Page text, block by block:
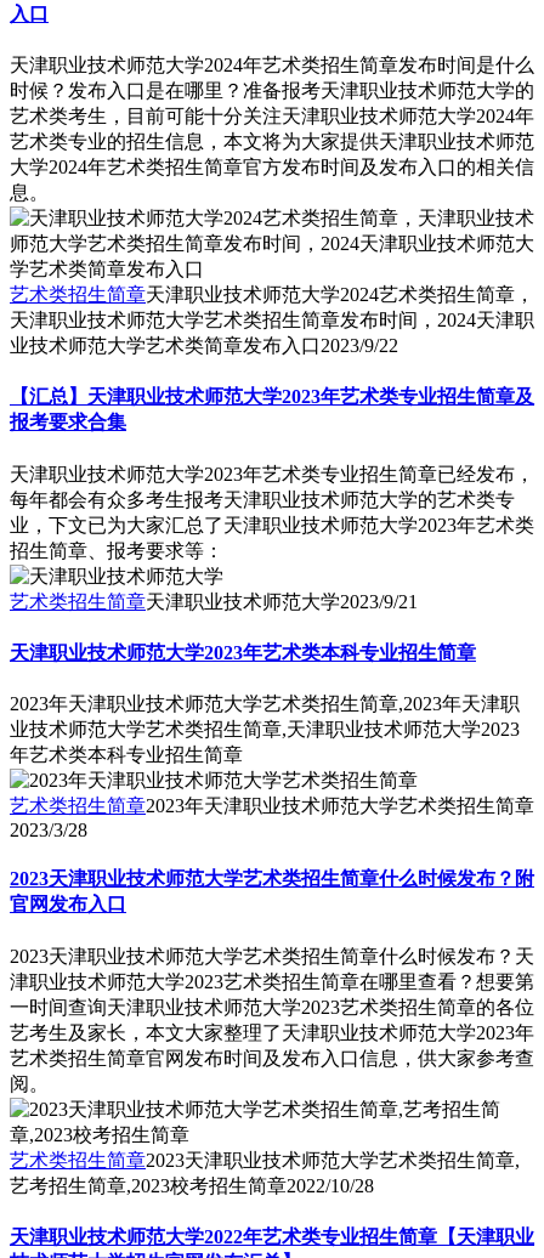
入口
天津职业技术师范大学2024年艺术类招生简章发布时间是什么
时候？发布入口是在哪里？准备报考天津职业技术师范大学的
艺术类考生，目前可能十分关注天津职业技术师范大学2024年
艺术类专业的招生信息，本文将为大家提供天津职业技术师范
大学2024年艺术类招生简章官方发布时间及发布入口的相关信
息。
艺术类招生简章天津职业技术师范大学2024艺术类招生简章，
天津职业技术师范大学艺术类招生简章发布时间，2024天津职
业技术师范大学艺术类简章发布入口2023/9/22
【汇总】天津职业技术师范大学2023年艺术类专业招生简章及
报考要求合集
天津职业技术师范大学2023年艺术类专业招生简章已经发布，
每年都会有众多考生报考天津职业技术师范大学的艺术类专
业，下文已为大家汇总了天津职业技术师范大学2023年艺术类
招生简章、报考要求等：
艺术类招生简章天津职业技术师范大学2023/9/21
天津职业技术师范大学2023年艺术类本科专业招生简章
2023年天津职业技术师范大学艺术类招生简章,2023年天津职
业技术师范大学艺术类招生简章,天津职业技术师范大学2023
年艺术类本科专业招生简章
艺术类招生简章2023年天津职业技术师范大学艺术类招生简章
2023/3/28
2023天津职业技术师范大学艺术类招生简章什么时候发布？附
官网发布入口
2023天津职业技术师范大学艺术类招生简章什么时候发布？天
津职业技术师范大学2023艺术类招生简章在哪里查看？想要第
一时间查询天津职业技术师范大学2023艺术类招生简章的各位
艺考生及家长，本文大家整理了天津职业技术师范大学2023年
艺术类招生简章官网发布时间及发布入口信息，供大家参考查
阅。
艺术类招生简章2023天津职业技术师范大学艺术类招生简章,
艺考招生简章,2023校考招生简章2022/10/28
天津职业技术师范大学2022年艺术类专业招生简章【天津职业